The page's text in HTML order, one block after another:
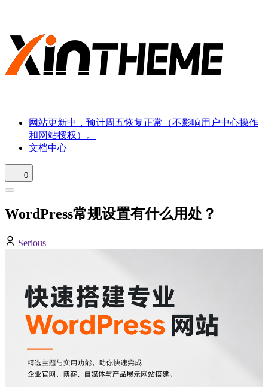
网站更新中，预计周五恢复正常（不影响用户中心操作
和网站授权）。
文档中心
0
WordPress常规设置有什么用处？
Serious